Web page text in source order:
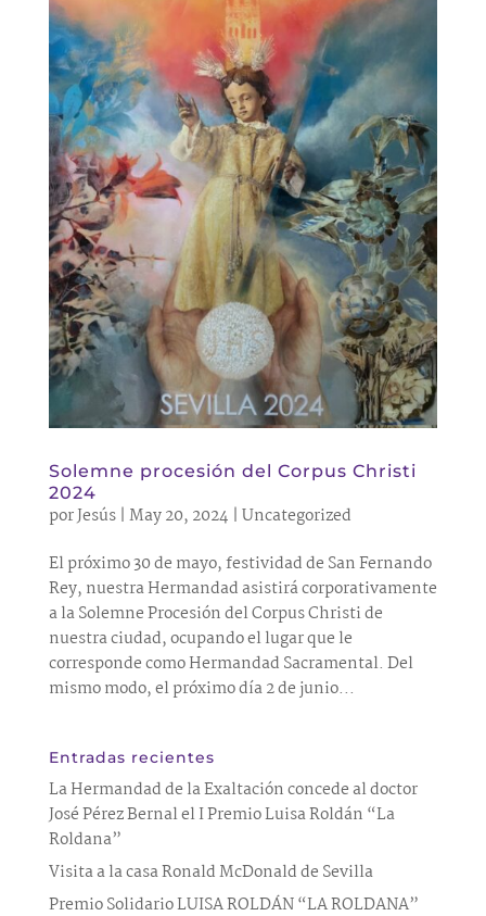
Solemne procesión del Corpus Christi
2024
porJesús| May 20, 2024 | Uncategorized
El próximo 30 de mayo, festividad de San Fernando
Rey, nuestra Hermandad asistirá corporativamente
a la Solemne Procesión del Corpus Christi de
nuestra ciudad, ocupando el lugar que le
corresponde como Hermandad Sacramental. Del
mismo modo, el próximo día 2 de junio...
Entradas recientes
La Hermandad de la Exaltación concede al doctor
José Pérez Bernal el I Premio Luisa Roldán “La
Roldana”
Visita a la casa Ronald McDonald de Sevilla
Premio Solidario LUISA ROLDÁN “LA ROLDANA”